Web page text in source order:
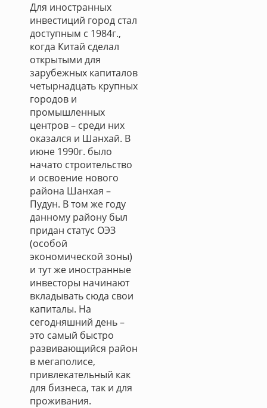
Для иностранных
инвестиций город стал
доступным с 1984г.,
когда Китай сделал
открытыми для
зарубежных капиталов
четырнадцать крупных
городов и
промышленных
центров – среди них
оказался и Шанхай. В
июне 1990г. было
начато строительство
и освоение нового
района Шанхая –
Пудун. В том же году
данному району был
придан статус ОЭЗ
(особой
экономической зоны)
и тут же иностранные
инвесторы начинают
вкладывать сюда свои
капиталы. На
сегодняшний день –
это самый быстро
развивающийся район
в мегаполисе,
привлекательный как
для бизнеса, так и для
проживания.